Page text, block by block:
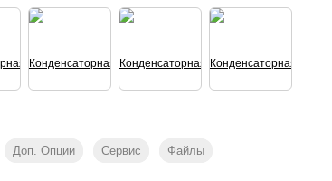
Доп. Опции Сервис Файлы